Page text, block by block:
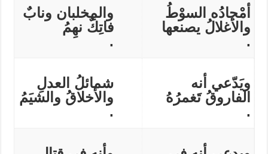
أمْجادُه السوْطُ
والأغلالُ يصنعها
.
والمِخلبان ونابٌ
فاتِكٌ نهِمُ
.
ويَدّعي أنه
الفاروقُ تَغمرُهُ
.
شمائلُ العدلِ
والأخلاقُ والشيَمُ
.